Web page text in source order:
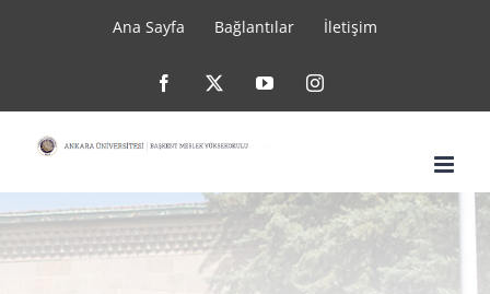
Ana Sayfa Bağlantılar İletişim
Facebook YouTubeInstagram